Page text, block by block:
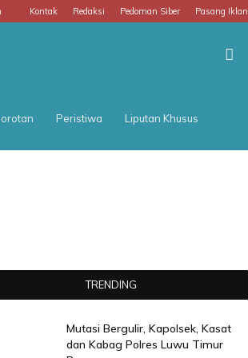
Kontak Redaksi Pedoman Siber Pasang Iklan
Peristiwa Liputan Khusus
TRENDING
Mutasi Bergulir, Kapolsek, Kasat
dan Kabag Polres Luwu Timur